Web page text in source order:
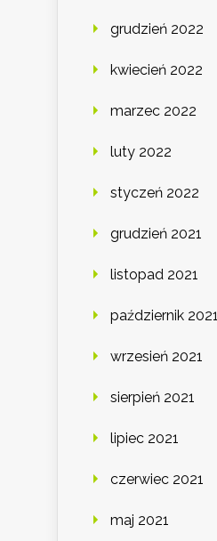
grudzień 2022
kwiecień 2022
marzec 2022
luty 2022
styczeń 2022
grudzień 2021
listopad 2021
październik 2021
wrzesień 2021
sierpień 2021
lipiec 2021
czerwiec 2021
maj 2021